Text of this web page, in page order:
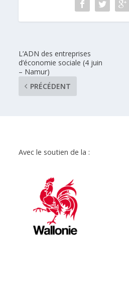
L’ADN des entreprises
d’économie sociale (4 juin
– Namur)
PRÉCÉDENT
Avec le soutien de la :